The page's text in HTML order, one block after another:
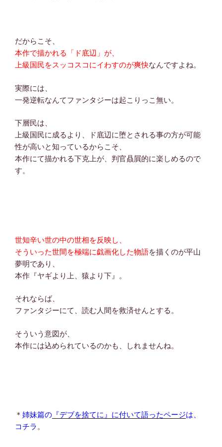
だからこそ、
本作で描かれる「ド底辺」が、
上級国民をスッコスコにイわすのが爽快なんですよね。
実際には、
一発逆転なんてファンタジーは起こりっこ無い。
下層民は、
上級国民に成るより、ド底辺に堕とされる事の方が可能
性が高いと知っているからこそ、
本作にて描かれる下克上が、判官贔屓的に楽しめるので
す。
世知辛い世の中の世相を反映し、
そういった世間を極端に戯画化した物語を描くのが平山
夢明であり、
本作『ヤギより上、猿より下』。
それならば、
ファンタジーにて、読む人間を救済せんとする。
そういう意図が、
本作には込められているのかも、しれませんね。
＊ 姉妹篇の 『デブを捨てに』に付いて語ったページは、
コチラ 。